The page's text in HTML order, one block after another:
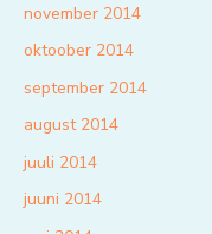
november 2014
oktoober 2014
september 2014
august 2014
juuli 2014
juuni 2014